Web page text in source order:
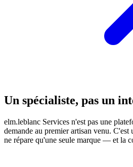
Un spécialiste, pas un
elm.leblanc Services n'est pas une
demande au premier artisan venu. C'est
ne répare qu'une seule marque — et la